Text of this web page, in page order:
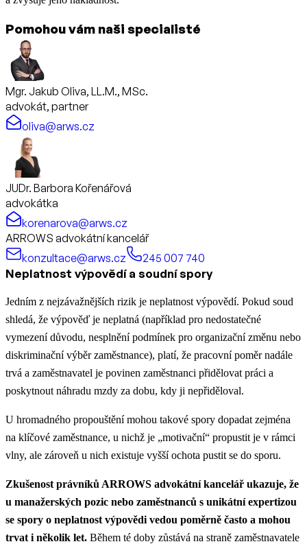
Pomohou vám naši specialisté
Mgr. Jakub Oliva, LL.M., MSc.
advokát, partner
oliva@arws.cz
JUDr. Barbora Kořenářová
advokátka
korenarova@arws.cz
ARROWS advokátní kancelář
konzultace@arws.cz
245 007 740
Neplatnost výpovědí a soudní spory
Jedním z nejzávažnějších rizik je neplatnost výpovědí. Pokud soud
shledá, že výpověď je neplatná (například pro nedostatečné
vymezení důvodu, nesplnění podmínek pro organizační změnu nebo
diskriminační výběr zaměstnance), platí, že pracovní poměr nadále
trvá a zaměstnavatel je povinen zaměstnanci přidělovat práci a
poskytnout náhradu mzdy za dobu, kdy ji nepřiděloval.
U hromadného propouštění mohou takové spory dopadat zejména
na klíčové zaměstnance, u nichž je „motivační“ propustit je v rámci
vlny, ale zároveň u nich existuje vyšší ochota pustit se do sporu.
Zkušenost právníků ARROWS advokátní kancelář ukazuje, že
u manažerských pozic nebo zaměstnanců s unikátní expertizou
se spory o neplatnost výpovědi vedou poměrně často a mohou
trvat i několik let. Během té doby zůstává na straně zaměstnavatele